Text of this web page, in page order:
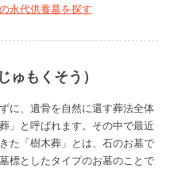
永代供養墓を探す
ゅもくそう）
に、遺骨を自然に還す葬法全体
」と呼ばれます。その中で最近
た「樹木葬」とは、石のお墓で
標としたタイプのお墓のことで